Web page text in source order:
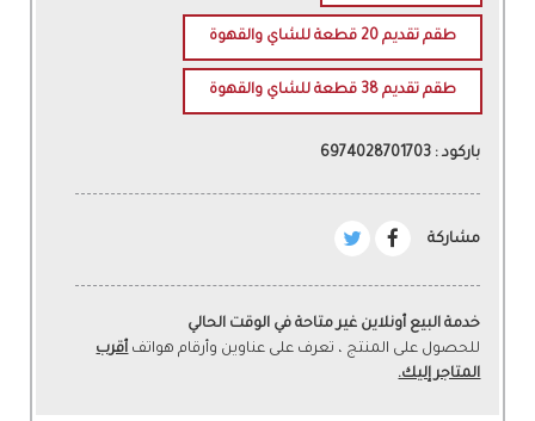
طقم تقديم 20 قطعة للشاي والقهوة
طقم تقديم 38 قطعة للشاي والقهوة
باركود : 6974028701703
مشاركة
خدمة البيع أونلاين غير متاحة في الوقت الحالي
للحصول على المنتج ، تعرف على عناوين وأرقام هواتفأقرب
المتاجر إليك.